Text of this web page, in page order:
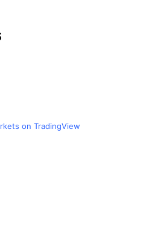
on TradingView